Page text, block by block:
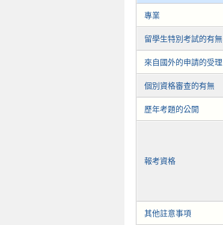
專業
留學生特別考試的有無
來自國外的申請的受理
個別資格審查的有無
歷年考題的公開
報考資格
其他註意事項